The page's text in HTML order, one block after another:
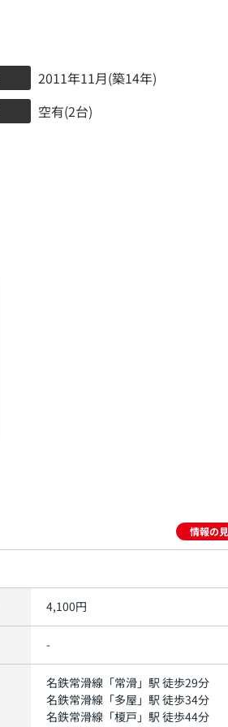
2011年11月(築14年)
空有(2台)
情報の
4,100円
-
名鉄常滑線 「常滑」駅 徒歩29分
名鉄常滑線 「多屋 」駅 徒歩34分
名鉄常滑線 「榎戸 」駅 徒歩44分